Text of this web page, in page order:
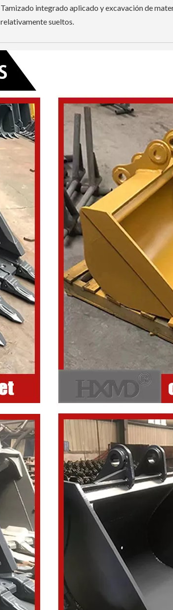
Tamizado integrado aplicado y excavación de
relativamente sueltos.